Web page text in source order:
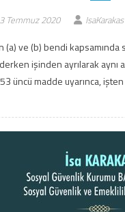
3 Temmuz 2020 IsaKarakas
ve (b) bendi kapsamında
işinden ayrılarak
üncü madde uyarınca,